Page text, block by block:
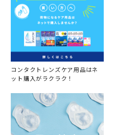
コンタクトレンズケア用品はネ
ット購入がラクラク！